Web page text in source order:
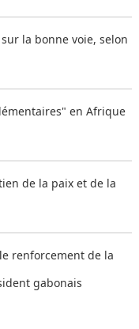
la bonne voie, selon
en Afrique
de la paix et de la
renforcement de la
gabonais